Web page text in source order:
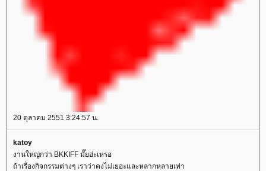
20 ตุลาคม 2551 3:24:57 น.
katoy
งานใหญ่กว่า BKKIFF มั๊ยอ่ะเหรอ
ถ้าเรื่องกิจกรรมต่างๆ เราว่าคงไม่เยอะและหลากหลายเท่า